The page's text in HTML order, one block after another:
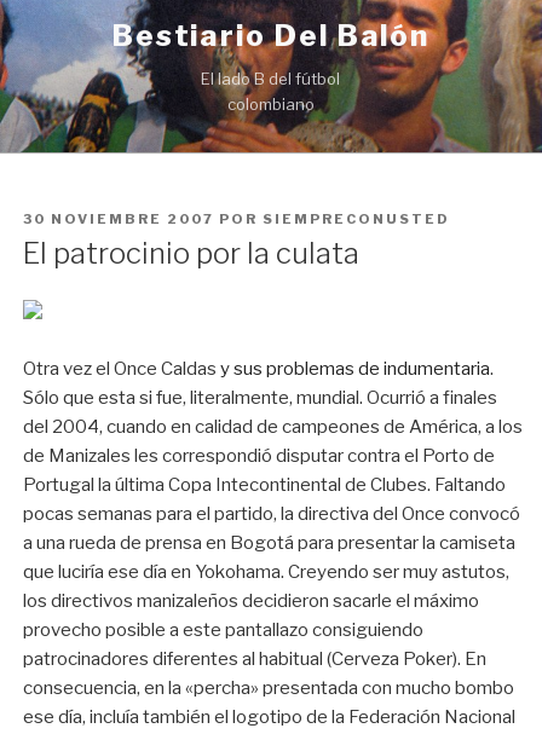
Ir
al
contenido
Bestiario Del Balón
El lado B del fútbol
colombiano
PUBLICADO
EN
30 NOVIEMBRE 2007 POR SIEMPRECONUSTED
El patrocinio por la culata
Otra vez el Once Caldasy sus problemas de indumentaria.
Sólo que esta si fue, literalmente, mundial. Ocurrió a finales
del 2004, cuando en calidad de campeones de América, a los
de Manizales les correspondió disputar contra el Porto de
Portugal la última Copa Intecontinental de Clubes. Faltando
pocas semanas para el partido, la directiva del Once convocó
a una rueda de prensa en Bogotá para presentar la camiseta
que luciría ese día en Yokohama. Creyendo ser muy astutos,
los directivos manizaleños decidieron sacarle el máximo
provecho posible a este pantallazo consiguiendo
patrocinadores diferentes al habitual (Cerveza Poker). En
consecuencia, en la «percha» presentada con mucho bombo
ese día, incluía también el logotipo de la Federación Nacional